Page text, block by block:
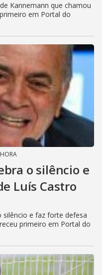
Kannemann que chamou
em Portal do
o silêncio e
Luís Castro
silêncio e faz forte defesa
primeiro em Portal do